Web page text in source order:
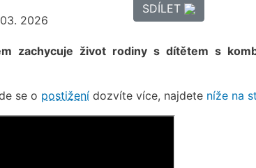
2026
SDÍLET
zachycuje život rodiny s dítětem s
se o postižení dozvíte více, najdete níže na